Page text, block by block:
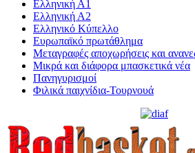
Ελληνική Α1
Ελληνική Α2
Ελληνικό Κύπελλο
Ευρωπαϊκό πρωτάθλημα
Μεταγραφές αποχωρήσεις και
Μικρά και διάφορα μπασκετικά νέα
Πανηγυρισμοί
Φιλικά παιχνίδια-Τουρνουά